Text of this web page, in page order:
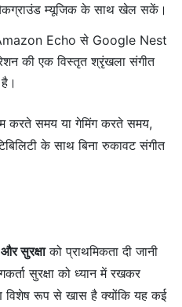
म्यूजिक के साथ खेल सकें।
Echo से Google Nest
की एक विस्तृत श्रृंखला संगीत
करते समय या गेमिंग करते समय,
के साथ बिना रुकावट संगीत
सुरक्षाको प्राथमिकता दी जानी
सुरक्षा को ध्यान में रखकर
विशेष रूप से खास है क्योंकि यह कई